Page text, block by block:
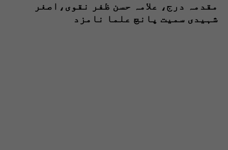
مقدمہ درج، علامہ حسن ظفر نقوی،اصغر
شہیدی سمیت پانچ علما نامزد